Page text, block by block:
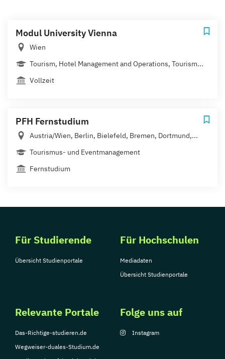
Modul University Vienna
Wien
Tourism, Hotel Management and Operations, Tourism...
Vollzeit
PFH Fernstudium
Austria/Wien, Berlin, Bielefeld, Bremen, Dortmund,...
Tourismus- und Eventmanagement
Fernstudium
Für Studierende
Übersicht Studienportale
Für Hochschulen
Mediadaten
Übersicht Studienportale
Relevante Portale
Das-Richtige-studieren.de
Wegweiser-duales-Studium.de
Folge uns auf
Instagram